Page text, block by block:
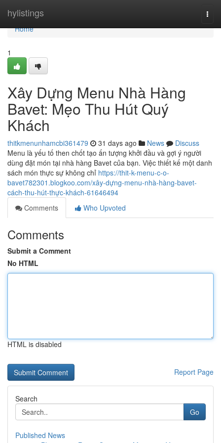
hylistings
Home
Home
1
Xây Dựng Menu Nhà Hàng
Bavet: Mẹo Thu Hút Quý
Khách
thitkmenunhamcbi361479 31 days ago News
Discuss
Menu là yếu tố then chốt tạo ấn tượng khởi đầu và gợi ý người
dùng đặt món tại nhà hàng Bavet của bạn. Việc thiết kế một danh
sách món thực sự không chỉ https://thit-k-menu-c-o-
bavet782301.blogkoo.com/xây-dựng-menu-nhà-hàng-bavet-
cách-thu-hút-thực-khách-61646494
Comments
Who Upvoted
Comments
Submit a Comment
No HTML
HTML is disabled
Report Page
Search
Go
Published News